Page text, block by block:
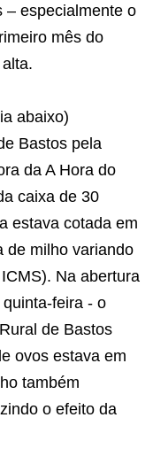
– especialmente o
mês do
abaixo)
Bastos pela
da A Hora do
caixa de 30
estava cotada em
de milho variando
Na abertura
feira - o
de Bastos
ovos estava em
também
o efeito da